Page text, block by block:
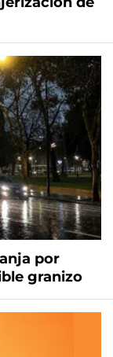
por
granizo